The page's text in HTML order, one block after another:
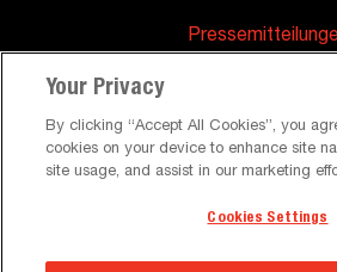
Häufig gestellte
Allgemeine
Peerless-AV. Alle Rechte vorbehalten
Your Privacy
By clicking “Accept All Cookies”, you
cookies on your device to enhance site
site usage, and assist in our marketing
Cookies Settings